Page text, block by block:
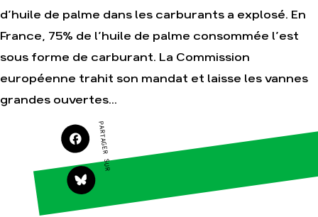
Agir
terrain
Agir au quotidien
Soutenir les
campagnes
Transmettre tout ou
partie de son
patrimoine
Télécharger
Nos
thématiques
Climat – Énergie
Finance
d’huile de palme dans les carburants a explosé. En
France, 75% de l’huile de palme consommée l’est
sous forme de carburant. La Commission
européenne trahit son mandat et laisse les vannes
grandes ouvertes...
PARTAGER SUR